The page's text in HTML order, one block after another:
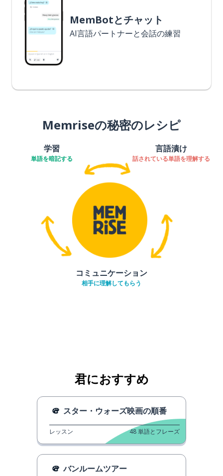
MemBotとチャット
AI言語パートナーと会話の練習
Memriseの秘密のレシピ
学習
単語を暗記する
言語漬け
話されている単語を理解する
コミュニケーション
相手に理解してもらう
君におすすめ
スター・ウォーズ映画の順番
レッスン 48単語とフレーズ
バンルームツアー